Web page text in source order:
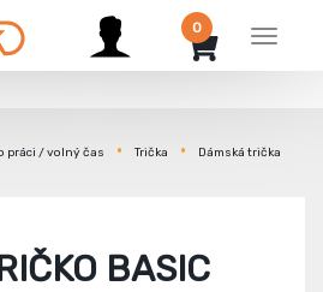
Menu
0
práci / volný čas Trička Dámská trička
BASIC